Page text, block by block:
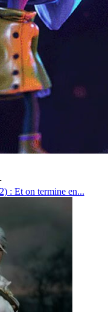
: Et on termine en...